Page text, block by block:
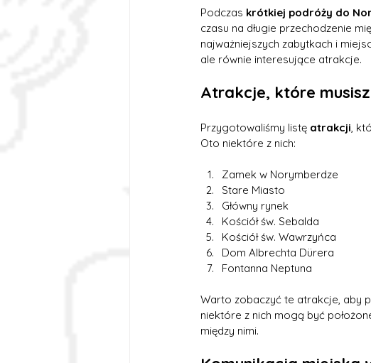
Podczas krótkiej podróży do
czasu na długie przechodzenie
najważniejszych zabytkach i
ale równie interesujące atrakcje.
Atrakcje, które
Przygotowaliśmy listę atrakcji,
Oto niektóre z nich:
Zamek w Norymberdze
Stare Miasto
Główny rynek
Kościół św. Sebalda
Kościół św. Wawrzyńca
Dom Albrechta Dürera
Fontanna Neptuna
Warto zobaczyć te atrakcje, aby
niektóre z nich mogą być
między nimi.